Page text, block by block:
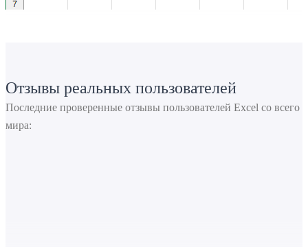
Отзывы реальных пользователей
Последние проверенные отзывы пользователей Excel со всего
мира: